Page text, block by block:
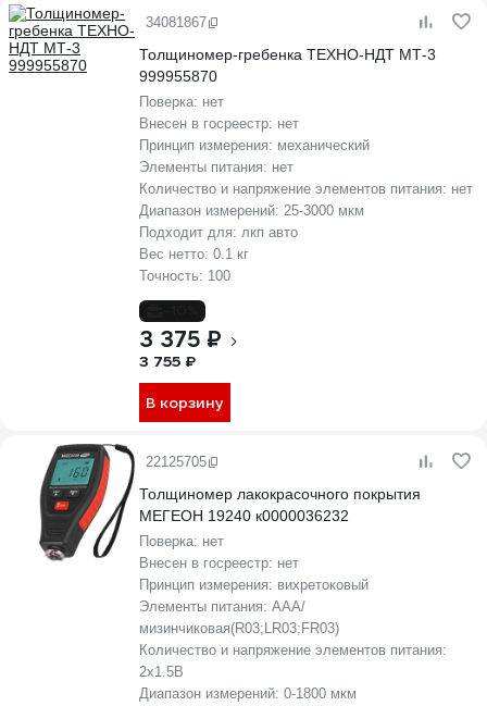
34081867
Толщиномер-гребенка ТЕХНО-НДТ МТ-3
999955870
Поверка: нет
Внесен в госреестр: нет
Принцип измерения: механический
Элементы питания: нет
Количество и напряжение элементов питания: нет
Диапазон измерений: 25-3000 мкм
Подходит для: лкп авто
Вес нетто: 0.1 кг
Точность: 100
3 375 ₽
3 755 ₽
В корзину
22125705
Толщиномер лакокрасочного покрытия
МЕГЕОН 19240 к0000036232
Поверка: нет
Внесен в госреестр: нет
Принцип измерения: вихретоковый
Элементы питания: AAA/
мизинчиковая(R03;LR03;FR03)
Количество и напряжение элементов питания:
2х1.5B
Диапазон измерений: 0-1800 мкм